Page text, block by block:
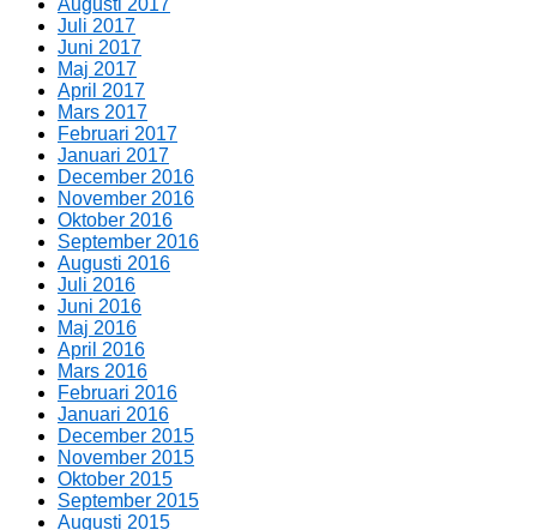
Juli 2017
Juni 2017
Maj 2017
April 2017
Mars 2017
Februari 2017
Januari 2017
December 2016
November 2016
Oktober 2016
September 2016
Augusti 2016
Juli 2016
Juni 2016
Maj 2016
April 2016
Mars 2016
Februari 2016
Januari 2016
December 2015
November 2015
Oktober 2015
September 2015
Augusti 2015